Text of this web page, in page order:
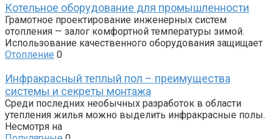
Котельное оборудование для промышленности
Грамотное проектирование инженерных систем
отопления — залог комфортной температуры зимой.
Использование качественного оборудования защищает
Отопление 0
Инфракрасный теплый пол – преимущества
системы и секреты монтажа
Среди последних необычных разработок в области
утепления жилья можно выделить инфракрасные полы.
Несмотря на